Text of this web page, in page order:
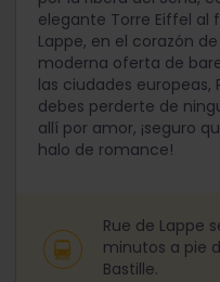
elegante Torre Eiffel al
Lappe, en el corazón
moderna oferta de
las ciudades europeas,
debes perderte de
allí por amor, ¡seguro
halo de romance!
Rue de Lappe
minutos a pie
Bastille.